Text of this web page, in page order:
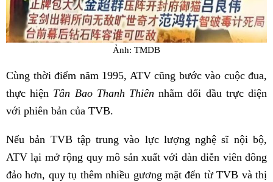
Ảnh: TMDB
Cùng thời điểm năm 1995, ATV cũng bước vào cuộc đua,
thực hiện Tân Bao Thanh Thiên nhằm đối đầu trực diện
với phiên bản của TVB.
Nếu bản TVB tập trung vào lực lượng nghệ sĩ nội bộ,
ATV lại mở rộng quy mô sản xuất với dàn diễn viên đông
đảo hơn, quy tụ thêm nhiều gương mặt đến từ TVB và thị